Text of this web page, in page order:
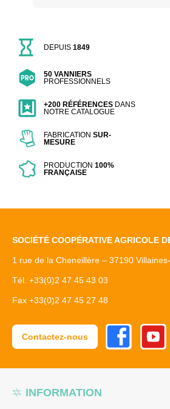
DEPUIS1849
50 VANNIERS
PROFESSIONNELS
+200 RÉFÉRENCES DANS
NOTRE CATALOGUE
FABRICATIONSUR-
MESURE
PRODUCTION100%
FRANÇAISE
INFORMATION
SOCIÉTÉ COOPÉRATIVE AGRICOLE
1 rue de la Cheneillère – 37190
Tél. +33(0)2 47 45 43 03
Fax +33(0)2 47 45 27 48
Contactez-nous
FacebookYoutube